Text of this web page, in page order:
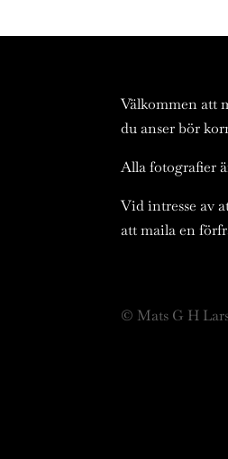
Välkommen att
du anser bör
Alla fotografier
Vid intresse av
att maila en
© Mats G H